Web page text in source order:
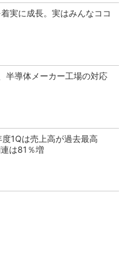
実に成長。実はみんなココ
半導体メーカー工場の対応
1Qは売上高が過去最高
は81％増